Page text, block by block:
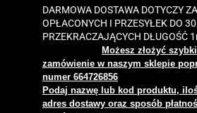
DARMOWA DOSTAWA DOTYCZY
OPŁACONYCH I PRZESYŁEK DO
PRZEKRACZAJĄCYCH DŁUGOŚĆ
Możesz złożyć
zamówienie w naszym sklepie
numer 664726856
Podaj nazwę lub kod produktu,
adres dostawy oraz sposób